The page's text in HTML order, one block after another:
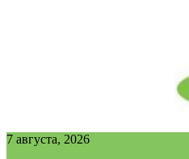
7 августа, 2026